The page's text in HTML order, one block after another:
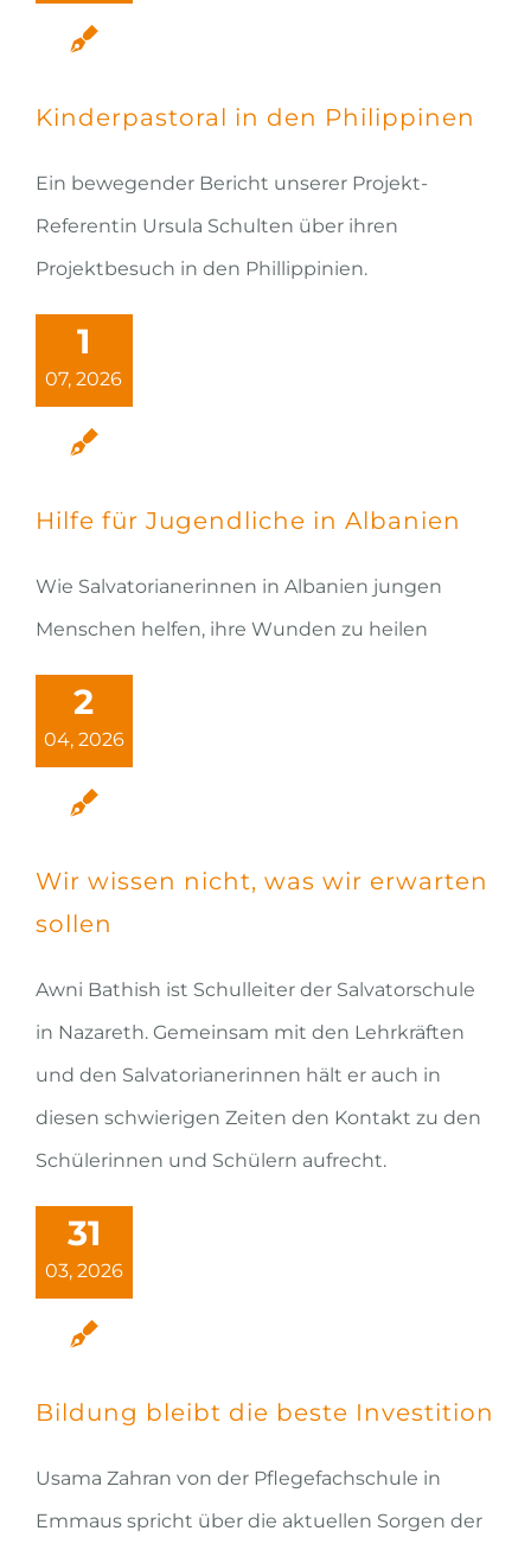
Kinderpastoral in den Philippinen
Ein bewegender Bericht unserer Projekt-
Referentin Ursula Schulten über ihren
Projektbesuch in den Phillippinien.
1
07, 2026
Hilfe für Jugendliche in Albanien
Wie Salvatorianerinnen in Albanien jungen
Menschen helfen, ihre Wunden zu heilen
2
04, 2026
Wir wissen nicht, was wir erwarten
sollen
Awni Bathish ist Schulleiter der Salvatorschule
in Nazareth. Gemeinsam mit den Lehrkräften
und den Salvatorianerinnen hält er auch in
diesen schwierigen Zeiten den Kontakt zu den
Schülerinnen und Schülern aufrecht.
31
03, 2026
Bildung bleibt die beste Investition
Usama Zahran von der Pflegefachschule in
Emmaus spricht über die aktuellen Sorgen der